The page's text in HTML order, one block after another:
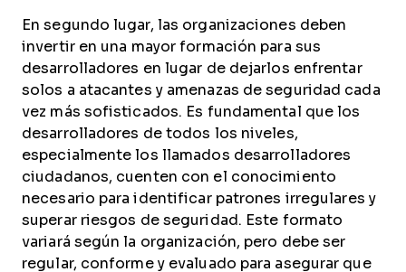
En segundo lugar, las organizaciones deben
invertir en una mayor formación para sus
desarrolladores en lugar de dejarlos enfrentar
solos a atacantes y amenazas de seguridad cada
vez más sofisticados. Es fundamental que los
desarrolladores de todos los niveles,
especialmente los llamados desarrolladores
ciudadanos, cuenten con el conocimiento
necesario para identificar patrones irregulares y
superar riesgos de seguridad. Este formato
variará según la organización, pero debe ser
regular, conforme y evaluado para asegurar que